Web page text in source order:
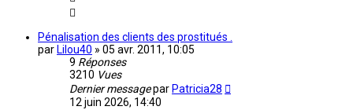
Pénalisation des clients des prostitués .
par Lilou40 » 05 avr. 2011, 10:05
9 Réponses
3210 Vues
Dernier messagepar Patricia28
12 juin 2026, 14:40